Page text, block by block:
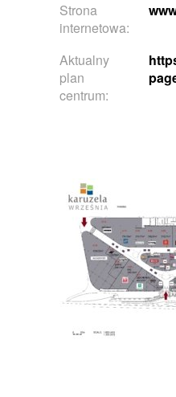
Strona
internetowa:
Aktualny
plan
centrum: